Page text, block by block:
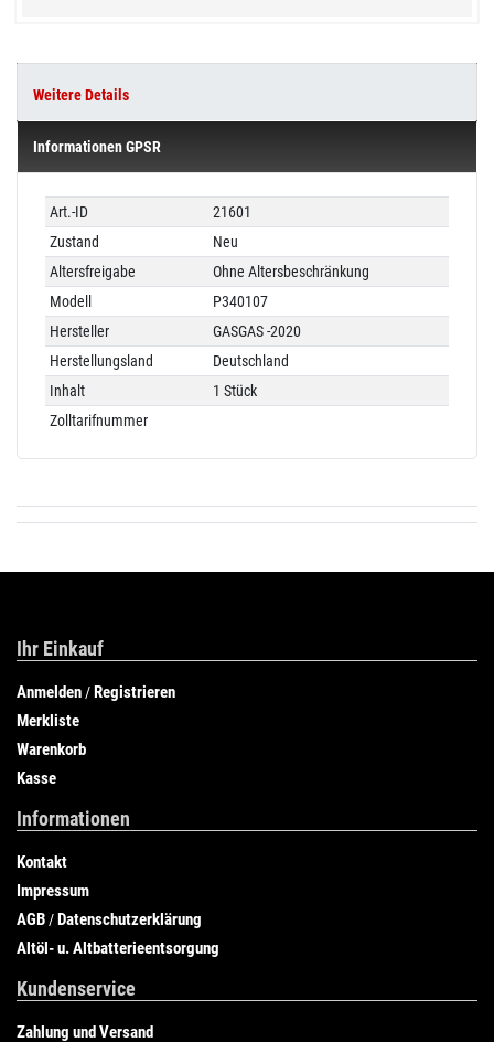
Weitere Details
Informationen GPSR
Technisches
Merkmal
Wert
Art.-ID
21601
Zustand
Neu
Altersfreigabe
Ohne Altersbeschränkung
Modell
P340107
Hersteller
GASGAS -2020
Herstellungsland
Deutschland
Inhalt
1 Stück
Zolltarifnummer
Ihr Einkauf
Anmelden /Registrieren
Merkliste
Warenkorb
Kasse
Informationen
Kontakt
Impressum
AGB /Datenschutzerklärung
Altöl- u. Altbatterieentsorgung
Kundenservice
Zahlung und Versand